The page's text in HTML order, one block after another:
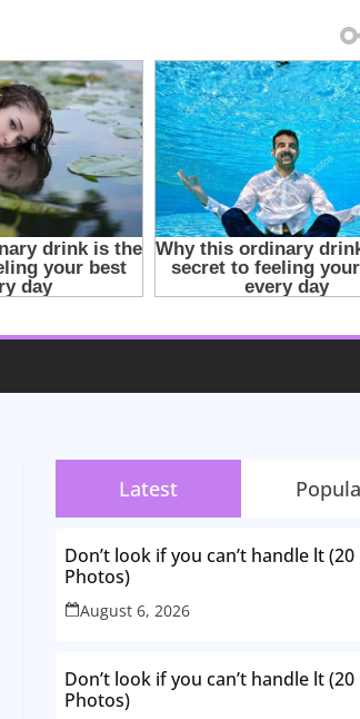
Latest
Don’t look if you can’t handle lt (20
Photos)
August 6, 2026
Don’t look if you can’t handle lt (20
Photos)